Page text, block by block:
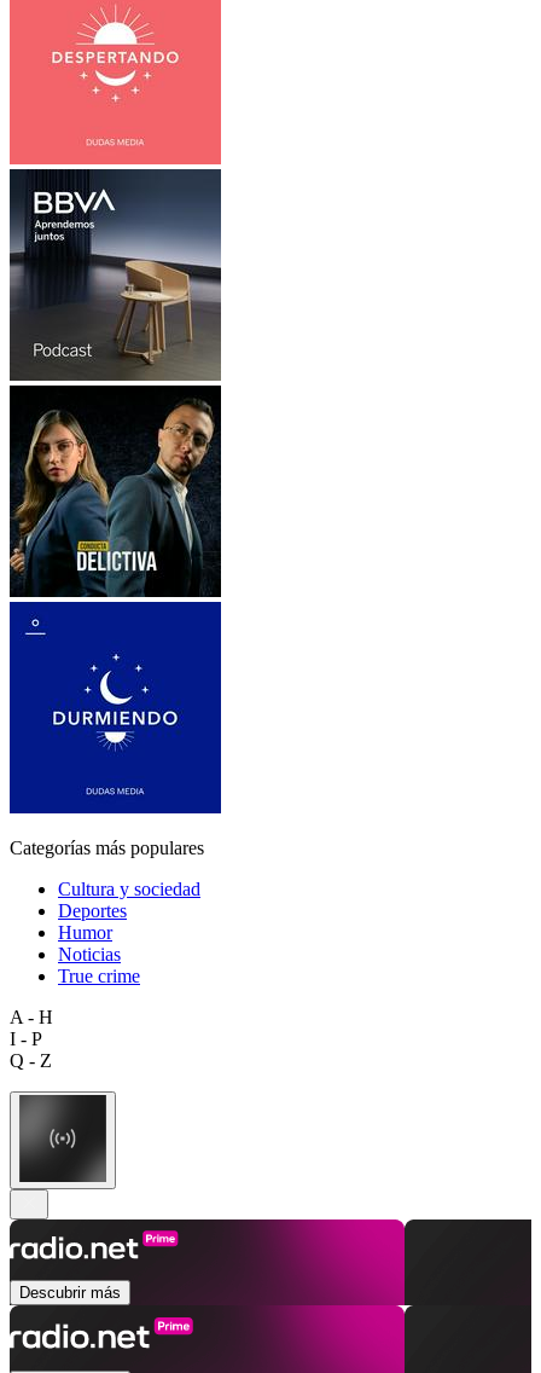
Categorías más populares
Cultura y sociedad
Deportes
Humor
Noticias
True crime
A - H
I - P
Q - Z
Descubrir más